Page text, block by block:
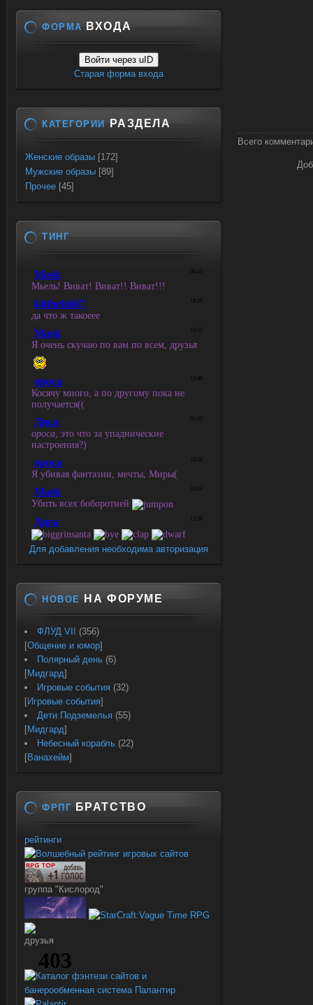
Всего
ФОРМА ВХОДА
Войти через uID
Старая форма входа
КАТЕГОРИИ РАЗДЕЛА
Женские образы [172]
Мужские образы [89]
Прочее [45]
ТИНГ
Для добавления необходима авторизация
НОВОЕ НА ФОРУМЕ
ФЛУД VII
(356)
[Общение и юмор]
Полярный день (6)
[Мидгард]
Игровые события (32)
[Игровые события]
Дети Подземелья (55)
[Мидгард]
Небесный корабль (22)
[Ванахейм]
ФРПГ БРАТСТВО
рейтинги
группа "Кислород"
друзья